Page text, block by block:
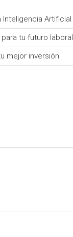
Inteligencia Artificial
tu futuro laboral
mejor inversión